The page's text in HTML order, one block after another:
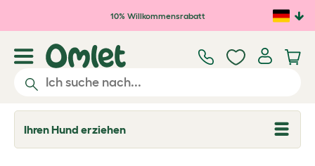
Zum Hauptinhalt springen
10% Willkommensrabatt
Ihren Hund erziehen
T
o